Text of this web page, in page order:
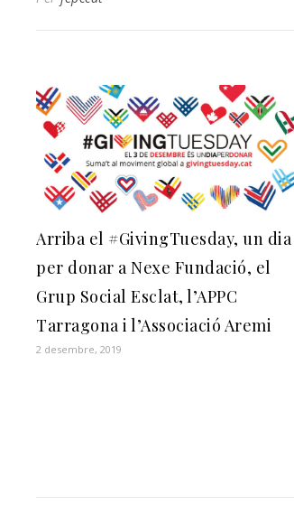
Arriba el #GivingTuesday, un dia
per donar a Nexe Fundació, el
Grup Social Esclat, l’APPC
Tarragona i l’Associació Aremi
2 desembre, 2019